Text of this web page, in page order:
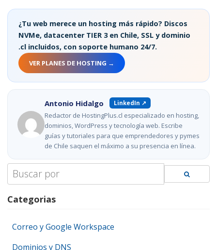
¿Tu web merece un hosting más rápido? Discos
NVMe, datacenter TIER 3 en Chile, SSL y dominio
.cl incluidos, con soporte humano 24/7.
VER PLANES DE HOSTING →
Antonio Hidalgo LinkedIn ↗
Redactor de HostingPlus.cl especializado en hosting,
dominios, WordPress y tecnología web. Escribe
guías y tutoriales para que emprendedores y pymes
de Chile saquen el máximo a su presencia en línea.
Search
for:
Categorias
Correo y Google Workspace
Dominios y DNS